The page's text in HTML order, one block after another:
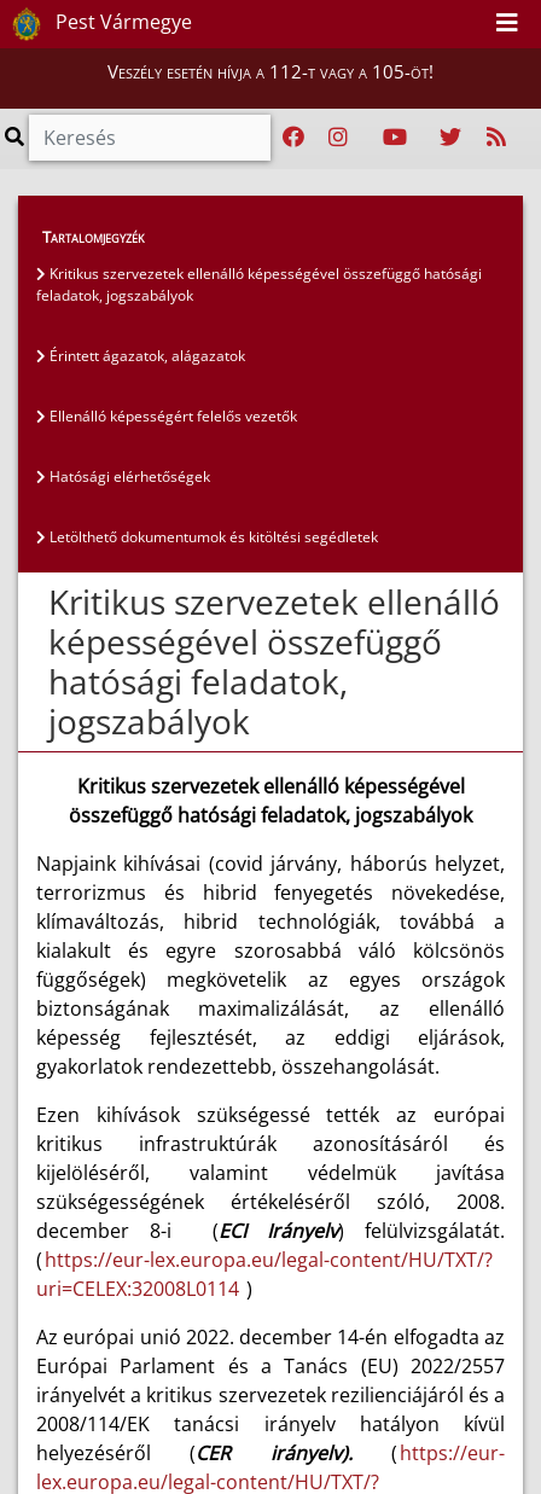
Pest Vármegye
Veszély esetén hívja a 112-t vagy a 105-öt!
Hatósági ügyek
Kritikus szervezetek ellenálló képessége
>
Kritikus szervezetek ellenálló képességével
Tartalomjegyzék
Kritikus szervezetek ellenálló képességével összefüggő hatósági
feladatok, jogszabályok
Érintett ágazatok, alágazatok
Ellenálló képességért felelős vezetők
Hatósági elérhetőségek
Letölthető dokumentumok és kitöltési segédletek
Kritikus szervezetek ellenálló
képességével összefüggő
hatósági feladatok,
jogszabályok
Kritikus szervezetek ellenálló képességével
összefüggő hatósági feladatok, jogszabályok
Napjaink kihívásai (covid járvány, háborús helyzet,
terrorizmus és hibrid fenyegetés növekedése,
klímaváltozás, hibrid technológiák, továbbá a
kialakult és egyre szorosabbá váló kölcsönös
függőségek) megkövetelik az egyes országok
biztonságának maximalizálását, az ellenálló
képesség fejlesztését, az eddigi eljárások,
gyakorlatok rendezettebb, összehangolását.
Ezen kihívások szükségessé tették az európai
kritikus infrastruktúrák azonosításáról és
kijelöléséről, valamint védelmük javítása
szükségességének értékeléséről szóló, 2008.
december 8-i (ECI Irányelv) felülvizsgálatát.
(https://eur-lex.europa.eu/legal-content/HU/TXT/?
uri=CELEX:32008L0114 )
Az európai unió 2022. december 14-én elfogadta az
Európai Parlament és a Tanács (EU) 2022/2557
irányelvét a kritikus szervezetek rezilienciájáról és a
2008/114/EK tanácsi irányelv hatályon kívül
helyezéséről (CER irányelv).(https://eur-
lex.europa.eu/legal-content/HU/TXT/?